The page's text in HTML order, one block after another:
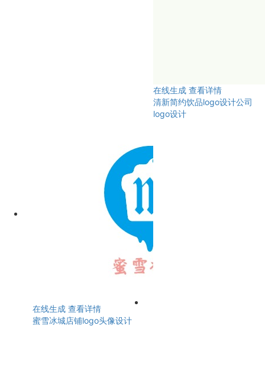
在线生成 查看详情
清新简约饮品logo设计公司
logo设计
在线生成 查看详情
蜜雪冰城店铺logo头像设计